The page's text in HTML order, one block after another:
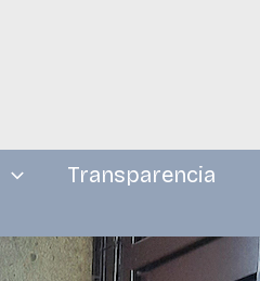
Transparencia